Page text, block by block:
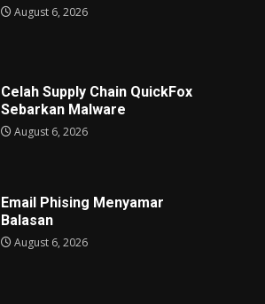
August 6, 2026
Celah Supply Chain QuickFox
Sebarkan Malware
August 6, 2026
Email Phising Menyamar
Balasan
August 6, 2026